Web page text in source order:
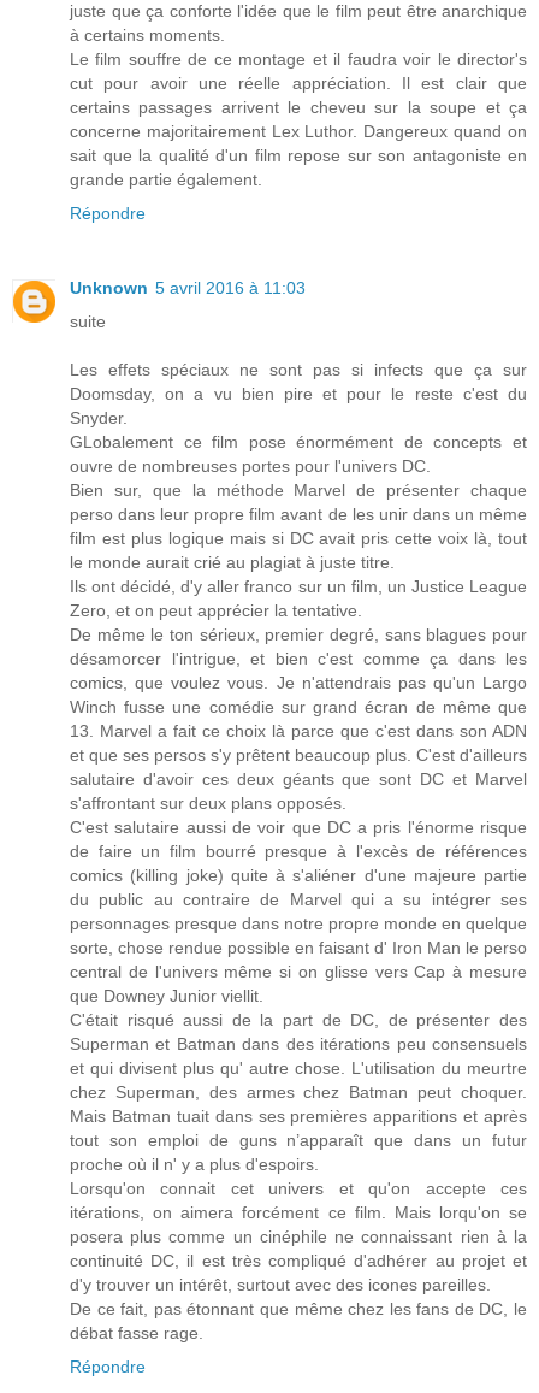
juste que ça conforte l'idée que le film peut être anarchique
à certains moments.
Le film souffre de ce montage et il faudra voir le director's
cut pour avoir une réelle appréciation. Il est clair que
certains passages arrivent le cheveu sur la soupe et ça
concerne majoritairement Lex Luthor. Dangereux quand on
sait que la qualité d'un film repose sur son antagoniste en
grande partie également.
Répondre
Unknown 5 avril 2016 à 11:03
suite
Les effets spéciaux ne sont pas si infects que ça sur
Doomsday, on a vu bien pire et pour le reste c'est du
Snyder.
GLobalement ce film pose énormément de concepts et
ouvre de nombreuses portes pour l'univers DC.
Bien sur, que la méthode Marvel de présenter chaque
perso dans leur propre film avant de les unir dans un même
film est plus logique mais si DC avait pris cette voix là, tout
le monde aurait crié au plagiat à juste titre.
Ils ont décidé, d'y aller franco sur un film, un Justice League
Zero, et on peut apprécier la tentative.
De même le ton sérieux, premier degré, sans blagues pour
désamorcer l'intrigue, et bien c'est comme ça dans les
comics, que voulez vous. Je n'attendrais pas qu'un Largo
Winch fusse une comédie sur grand écran de même que
13. Marvel a fait ce choix là parce que c'est dans son ADN
et que ses persos s'y prêtent beaucoup plus. C'est d'ailleurs
salutaire d'avoir ces deux géants que sont DC et Marvel
s'affrontant sur deux plans opposés.
C'est salutaire aussi de voir que DC a pris l'énorme risque
de faire un film bourré presque à l'excès de références
comics (killing joke) quite à s'aliéner d'une majeure partie
du public au contraire de Marvel qui a su intégrer ses
personnages presque dans notre propre monde en quelque
sorte, chose rendue possible en faisant d' Iron Man le perso
central de l'univers même si on glisse vers Cap à mesure
que Downey Junior viellit.
C'était risqué aussi de la part de DC, de présenter des
Superman et Batman dans des itérations peu consensuels
et qui divisent plus qu' autre chose. L'utilisation du meurtre
chez Superman, des armes chez Batman peut choquer.
Mais Batman tuait dans ses premières apparitions et après
tout son emploi de guns n’apparaît que dans un futur
proche où il n' y a plus d'espoirs.
Lorsqu'on connait cet univers et qu'on accepte ces
itérations, on aimera forcément ce film. Mais lorqu'on se
posera plus comme un cinéphile ne connaissant rien à la
continuité DC, il est très compliqué d'adhérer au projet et
d'y trouver un intérêt, surtout avec des icones pareilles.
De ce fait, pas étonnant que même chez les fans de DC, le
débat fasse rage.
Répondre